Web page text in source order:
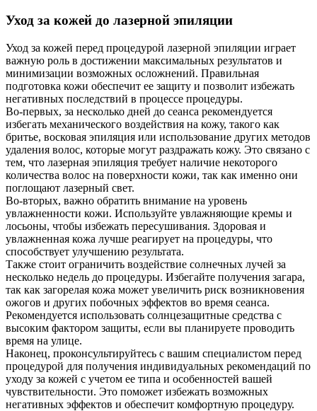
Уход за кожей до лазерной эпиляции
Уход за кожей перед процедурой лазерной эпиляции играет
важную роль в достижении максимальных результатов и
минимизации возможных осложнений. Правильная
подготовка кожи обеспечит ее защиту и позволит избежать
негативных последствий в процессе процедуры.
Во-первых, за несколько дней до сеанса рекомендуется
избегать механического воздействия на кожу, такого как
бритье, восковая эпиляция или использование других методов
удаления волос, которые могут раздражать кожу. Это связано с
тем, что лазерная эпиляция требует наличие некоторого
количества волос на поверхности кожи, так как именно они
поглощают лазерный свет.
Во-вторых, важно обратить внимание на уровень
увлажненности кожи. Используйте увлажняющие кремы и
лосьоны, чтобы избежать пересушивания. Здоровая и
увлажненная кожа лучше реагирует на процедуры, что
способствует улучшению результата.
Также стоит ограничить воздействие солнечных лучей за
несколько недель до процедуры. Избегайте получения загара,
так как загорелая кожа может увеличить риск возникновения
ожогов и других побочных эффектов во время сеанса.
Рекомендуется использовать солнцезащитные средства с
высоким фактором защиты, если вы планируете проводить
время на улице.
Наконец, проконсультируйтесь с вашим специалистом перед
процедурой для получения индивидуальных рекомендаций по
уходу за кожей с учетом ее типа и особенностей вашей
чувствительности. Это поможет избежать возможных
негативных эффектов и обеспечит комфортную процедуру.